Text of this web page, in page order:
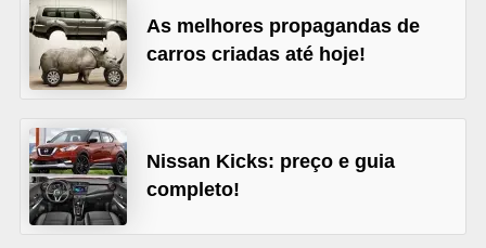
As melhores propagandas de
carros criadas até hoje!
Nissan Kicks: preço e guia
completo!
i
c
i
l
e
t